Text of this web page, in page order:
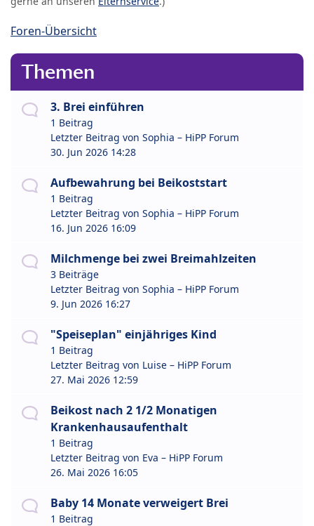
Foren-Übersicht
Themen
3. Brei einführen
1 Beitrag
Letzter Beitrag von Sophia – HiPP Forum
30. Jun 2026 14:28
Aufbewahrung bei Beikoststart
1 Beitrag
Letzter Beitrag von Sophia – HiPP Forum
16. Jun 2026 16:09
Milchmenge bei zwei Breimahlzeiten
3 Beiträge
Letzter Beitrag von Sophia – HiPP Forum
9. Jun 2026 16:27
"Speiseplan" einjähriges Kind
1 Beitrag
Letzter Beitrag von Luise – HiPP Forum
27. Mai 2026 12:59
Beikost nach 2 1/2 Monatigen
Krankenhausaufenthalt
1 Beitrag
Letzter Beitrag von Eva – HiPP Forum
26. Mai 2026 16:05
Baby 14 Monate verweigert Brei
1 Beitrag